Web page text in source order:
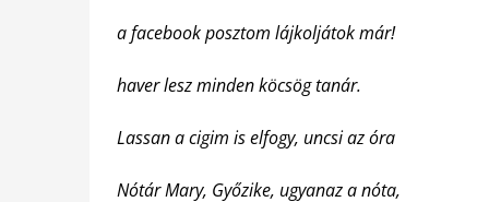
a facebook posztom lájkoljátok már!
haver lesz minden köcsög tanár.
Lassan a cigim is elfogy, uncsi az óra
Nótár Mary, Győzike, ugyanaz a nóta,